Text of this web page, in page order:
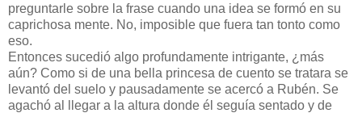
preguntarle sobre la frase cuando una idea se formó en su
caprichosa mente. No, imposible que fuera tan tonto como
eso.
Entonces sucedió algo profundamente intrigante, ¿más
aún? Como si de una bella princesa de cuento se tratara se
levantó del suelo y pausadamente se acercó a Rubén. Se
agachó al llegar a la altura donde él seguía sentado y de